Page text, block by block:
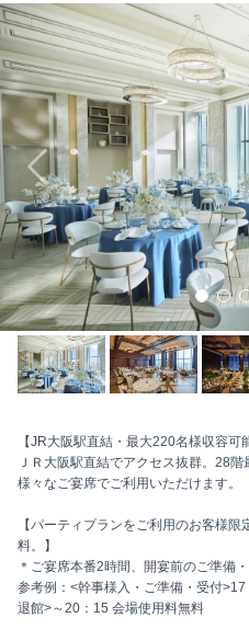
Previous
【JR大阪駅直結・最大220名様収容可
ＪＲ大阪駅直結でアクセス抜群。28階
様々なご宴席でご利用いただけます。
【パーティプランをご利用のお客様
料。】
＊ご宴席本番2時間、開宴前のご準備
参考例：<幹事様入・ご準備・受付
退館>～20：15 会場使用料無料